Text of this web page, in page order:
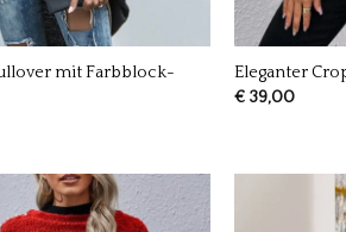
mit Farbblock-
Eleganter
€39,00